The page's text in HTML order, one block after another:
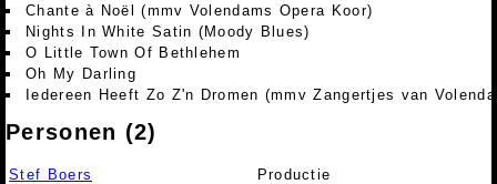
Chante à Noël (mmv Volendams Opera Koor)
Nights In White Satin (Moody Blues)
O Little Town Of Bethlehem
Oh My Darling
Iedereen Heeft Zo Z'n Dromen (mmv Zangertjes van
Personen (2)
Stef Boers Productie